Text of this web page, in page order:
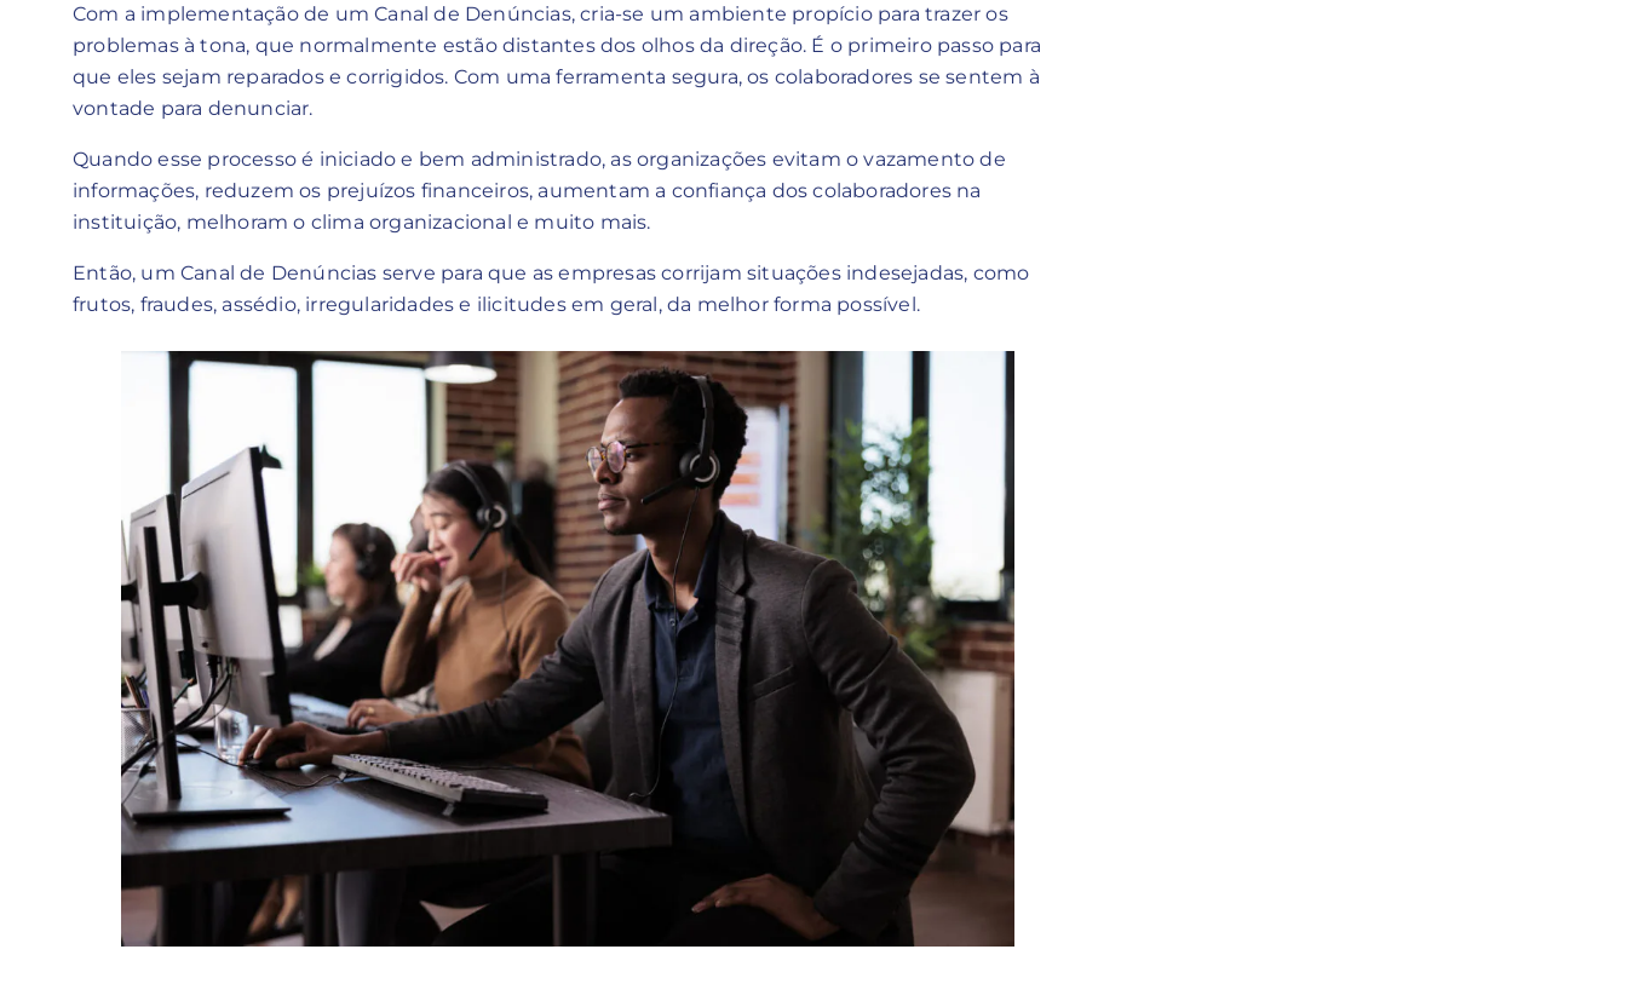
Com a implementação de um Canal de Denúncias, cria-se um ambiente propício para trazer os
problemas à tona, que normalmente estão distantes dos olhos da direção. É o primeiro passo para
que eles sejam reparados e corrigidos. Com uma ferramenta segura, os colaboradores se sentem à
vontade para denunciar.
Quando esse processo é iniciado e bem administrado, as organizações evitam o vazamento de
informações, reduzem os prejuízos financeiros, aumentam a confiança dos colaboradores na
instituição, melhoram o clima organizacional e muito mais.
Então, um Canal de Denúncias serve para que as empresas corrijam situações indesejadas, como
frutos, fraudes, assédio, irregularidades e ilicitudes em geral, da melhor forma possível.